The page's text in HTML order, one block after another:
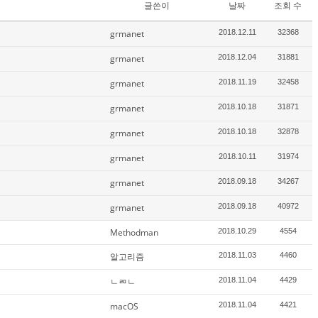
글쓴이 날짜 조회 수
grmanet 2018.12.11 32368
grmanet 2018.12.04 31881
grmanet 2018.11.19 32458
grmanet 2018.10.18 31871
grmanet 2018.10.18 32878
grmanet 2018.10.11 31974
grmanet 2018.09.18 34267
grmanet 2018.09.18 40972
Methodman 2018.10.29 4554
알고리즘 2018.11.03 4460
ㄴㄻㄴ 2018.11.04 4429
macOS 2018.11.04 4421